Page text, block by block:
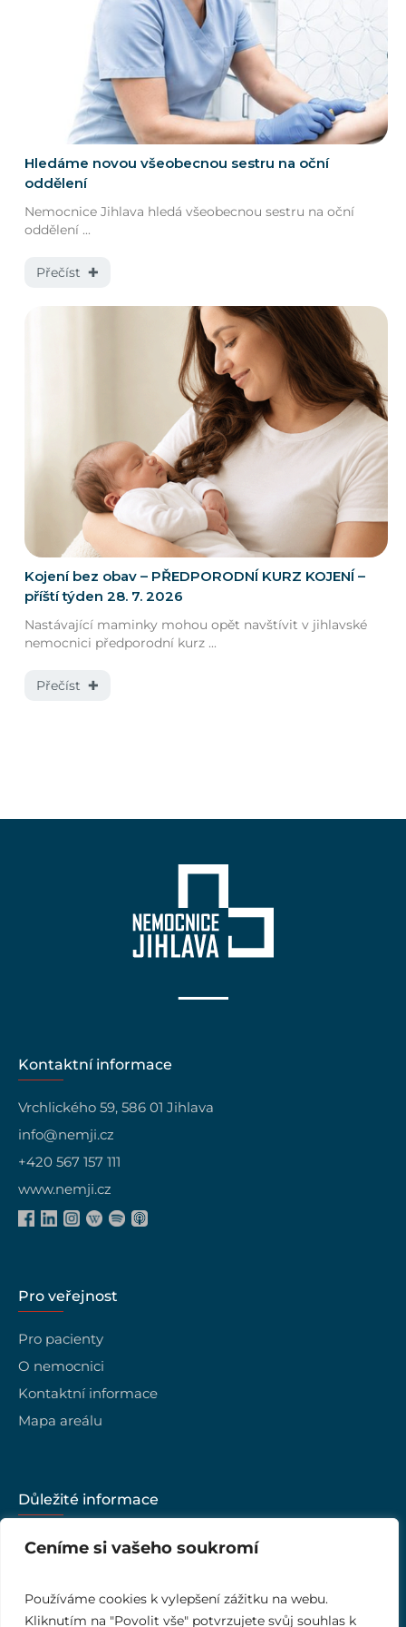
Ceníme si vašeho soukromí
Používáme cookies k vylepšení zážitku na webu.
Kliknutím na "Povolit vše" potvrzujete svůj souhlas k
Hledáme novou všeobecnou sestru na oční
oddělení
Nemocnice Jihlava hledá všeobecnou sestru na oční
oddělení ...
Přečíst ✚
Kojení bez obav – PŘEDPORODNÍ KURZ KOJENÍ –
příští týden 28. 7. 2026
Nastávající maminky mohou opět navštívit v jihlavské
nemocnici předporodní kurz ...
Přečíst ✚
Kontaktní informace
Vrchlického 59, 586 01 Jihlava
info@nemji.cz
+420 567 157 111
www.nemji.cz
Pro veřejnost
Pro pacienty
O nemocnici
Kontaktní informace
Mapa areálu
Důležité informace
Kariéra
Kvalita
Ombudsman